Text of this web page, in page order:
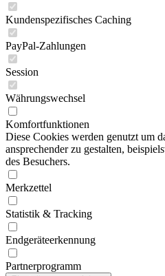
Kundenspezifisches Caching
PayPal-Zahlungen
Session
Währungswechsel
Komfortfunktionen
Diese Cookies werden genutzt um
ansprechender zu gestalten,
des Besuchers.
Merkzettel
Statistik & Tracking
Endgeräteerkennung
Partnerprogramm